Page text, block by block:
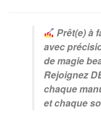
Prêt(e) à
avec
de magie
Rejoignez
chaque
et chaque